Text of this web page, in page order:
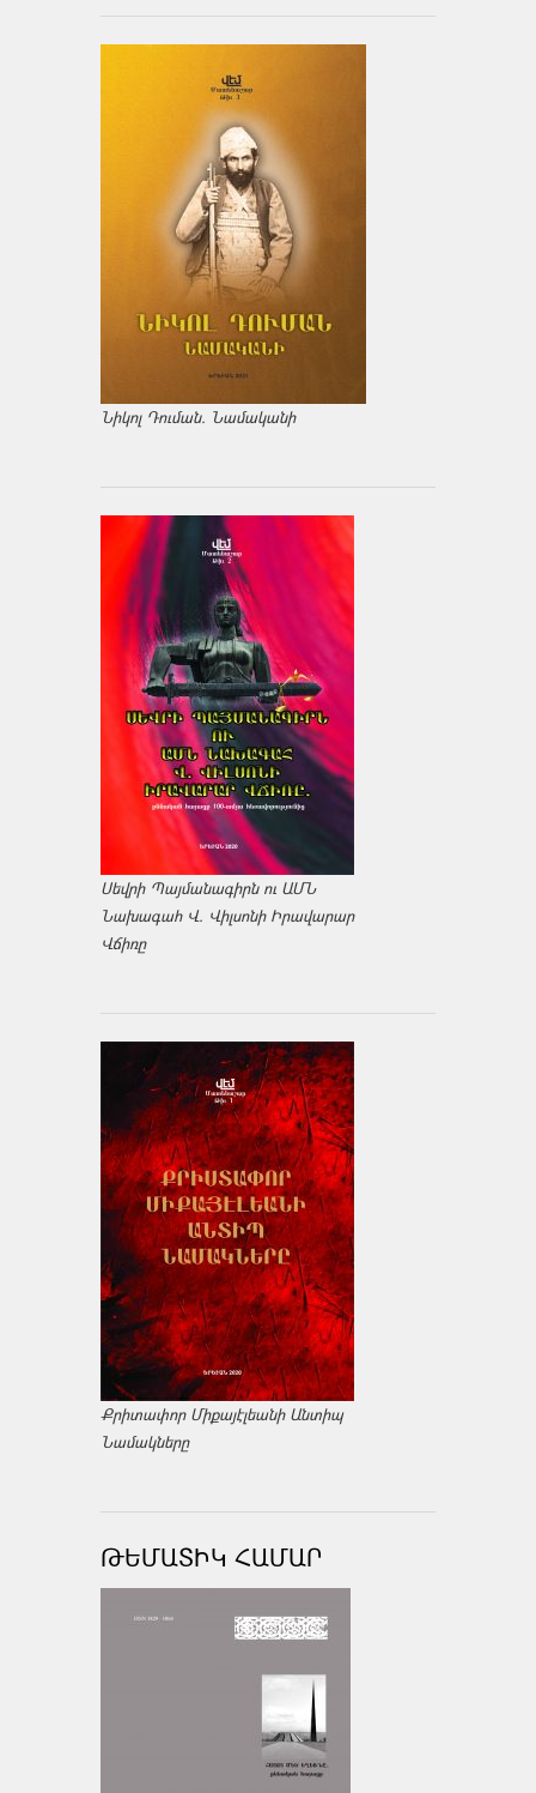
Նիկոլ Դուման. Նամականի
Սեվրի Պայմանագիրն ու ԱՄՆ
Նախագահ Վ. Վիլսոնի Իրավարար
Վճիռը
Քրիտափոր Միքայէլեանի Անտիպ
Նամակները
ԹԵՄԱՏԻԿ ՀԱՄԱՐ